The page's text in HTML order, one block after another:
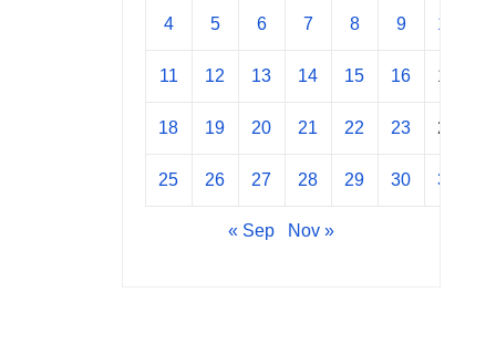
4 5 6 7 8 9 10
11 12 13 14 15 16 17
18 19 20 21 22 23 24
25 26 27 28 29 30 31
« Sep Nov »